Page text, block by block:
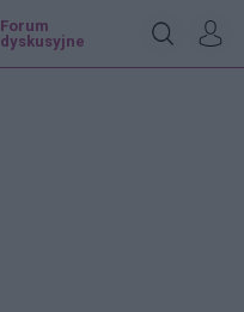
Forum
dyskusyjne